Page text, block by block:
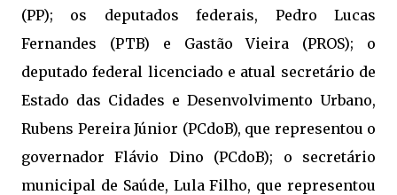
(PP); os deputados federais, Pedro Lucas
Fernandes (PTB) e Gastão Vieira (PROS); o
deputado federal licenciado e atual secretário de
Estado das Cidades e Desenvolvimento Urbano,
Rubens Pereira Júnior (PCdoB), que representou o
governador Flávio Dino (PCdoB); o secretário
municipal de Saúde, Lula Filho, que representou